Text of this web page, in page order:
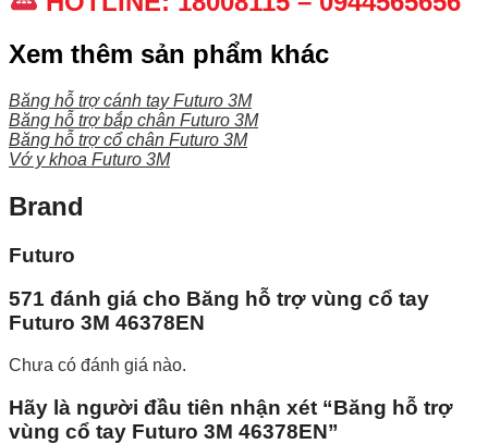
Xem thêm sản phẩm khác
Băng hỗ trợ cánh tay Futuro 3M
Băng hỗ trợ bắp chân Futuro 3M
Băng hỗ trợ cổ chân Futuro 3M
Vớ y khoa Futuro 3M
Brand
Futuro
571 đánh giá cho Băng hỗ trợ vùng cổ tay
Futuro 3M 46378EN
Chưa có đánh giá nào.
Hãy là người đầu tiên nhận xét “Băng hỗ trợ
vùng cổ tay Futuro 3M 46378EN”